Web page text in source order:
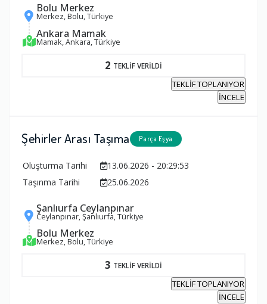
Bolu Merkez
Merkez, Bolu, Türkiye
Ankara Mamak
Mamak, Ankara, Türkiye
2 TEKLİF VERİLDİ
TEKLİF TOPLANIYOR
İNCELE
Şehirler Arası Taşıma Parça Eşya
Oluşturma Tarihi
13.06.2026 - 20:29:53
Taşınma Tarihi
25.06.2026
Şanlıurfa Ceylanpınar
Ceylanpınar, Şanlıurfa, Türkiye
Bolu Merkez
Merkez, Bolu, Türkiye
3 TEKLİF VERİLDİ
TEKLİF TOPLANIYOR
İNCELE